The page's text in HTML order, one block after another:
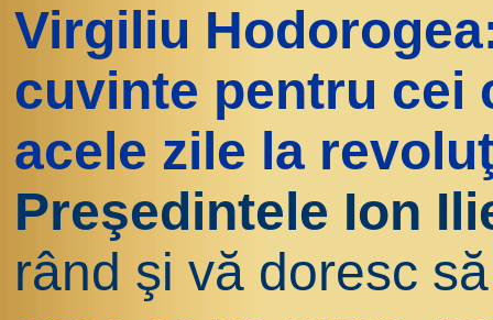
Virgiliu
cuvinte pentru cei
acele zile la
Preşedintele Ion
rând şi vă doresc